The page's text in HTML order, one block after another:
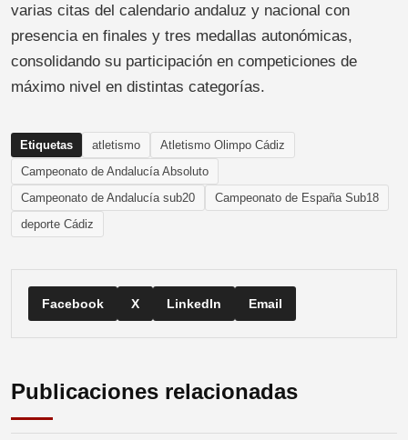
varias citas del calendario andaluz y nacional con
presencia en finales y tres medallas autonómicas,
consolidando su participación en competiciones de
máximo nivel en distintas categorías.
Etiquetas atletismo
Atletismo Olimpo Cádiz
Campeonato de Andalucía Absoluto
Campeonato de Andalucía sub20
Campeonato de España Sub18
deporte Cádiz
Facebook X LinkedIn Email
Publicaciones relacionadas